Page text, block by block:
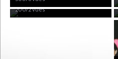
4:12
il y a 15 années
20 072 vues